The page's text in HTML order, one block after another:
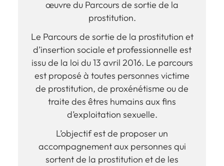
œuvre du Parcours de sortie de la
prostitution.
Le Parcours de sortie de la prostitution et
d’insertion sociale et professionnelle est
issu de la loi du 13 avril 2016. Le parcours
est proposé à toutes personnes victime
de prostitution, de proxénétisme ou de
traite des êtres humains aux fins
d’exploitation sexuelle.
L’objectif est de proposer un
accompagnement aux personnes qui
sortent de la prostitution et de les